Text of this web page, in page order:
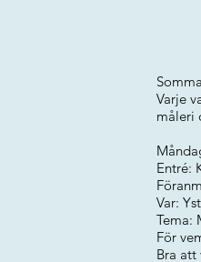
Varje
måleri
Entré:
Var:
Tema:
För
Bra att